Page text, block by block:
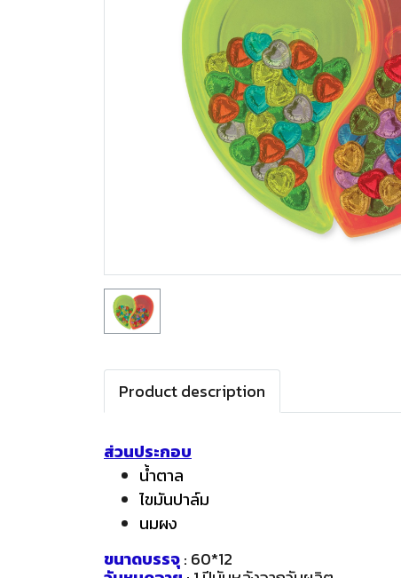
Product description
ส่วนประกอบ
น้ำตาล
ไขมันปาล์ม
นมผง
ขนาดบรรจุ: 60*12